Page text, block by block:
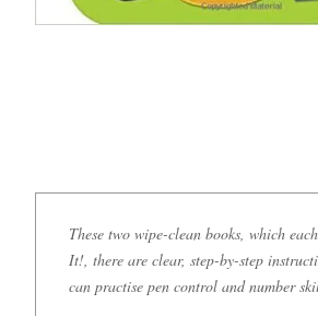
These two wipe-clean books, which
It!, there are clear, step-by-step
can practise pen control and number